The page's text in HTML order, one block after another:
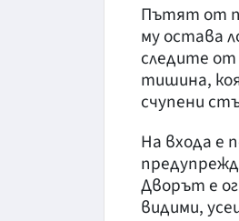
Пътят от
му остава
следите
тишина,
счупени
На входа е
Дворът е
видими,